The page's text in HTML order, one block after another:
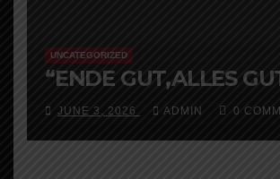
UNCATEGORIZED
“ENDE GUT,ALLES
JUNE 3, 2026 ADMIN 0